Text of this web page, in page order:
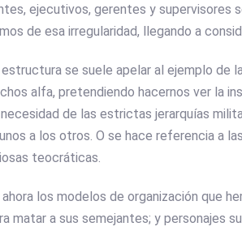
ejecutivos, gerentes y supervisores
de esa irregularidad, llegando a
se suele apelar al ejemplo de
alfa, pretendiendo hacernos ver la
de las estrictas jerarquías
a los otros. O se hace referencia a
teocráticas.
los modelos de organización que
matar a sus semejantes; y personajes